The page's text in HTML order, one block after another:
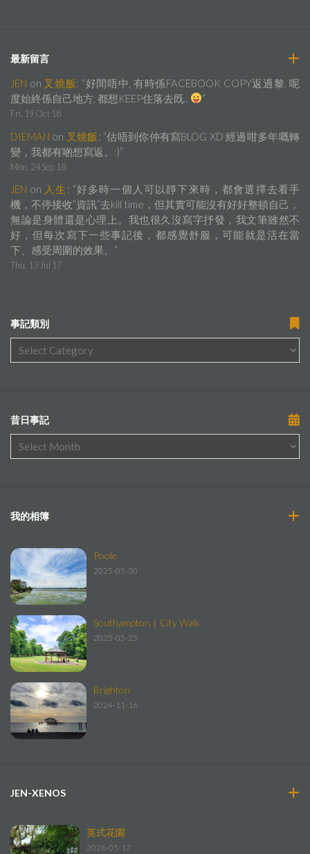
最新留言
JEN on 叉燒飯: “好間唔中, 有時係FACEBOOK COPY返過黎, 呢
度始終係自己地方, 都想KEEP住落去既..
”
Fri, 19 Oct 18
DIEMAN on 叉燒飯 : “估唔到你仲有寫BLOG XD 經過咁多年嘅轉
變，我都有啲想寫返。:)”
Mon, 24 Sep 18
JEN on 人生 : “好多時一個人可以靜下來時，都會選擇去看手
機，不停接收”資訊”去kill time，但其實可能沒有好好整頓自己，
無論是身體還是心理上。我也很久沒寫字抒發，我文筆雖然不
好，但每次寫下一些事記後，都感覺舒服，可能就是活在當
下、感受周圍的效果。 ”
Thu, 13 Jul 17
事記類別
昔日事記
我的相簿
Poole
2025-05-30
Southampton｜City Walk
2025-05-25
Brighton
2024-11-16
JEN-XENOS
英式花園
2026-05-17